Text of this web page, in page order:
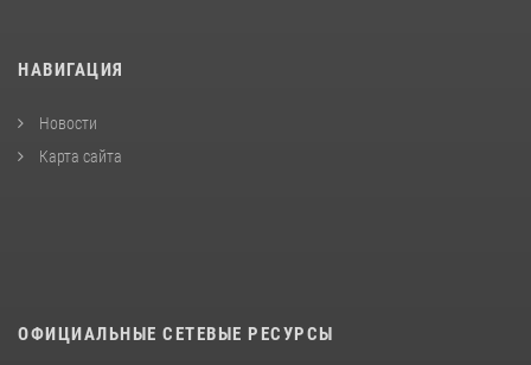
НАВИГАЦИЯ
Новости
Карта сайта
ОФИЦИАЛЬНЫЕ СЕТЕВЫЕ РЕСУРСЫ